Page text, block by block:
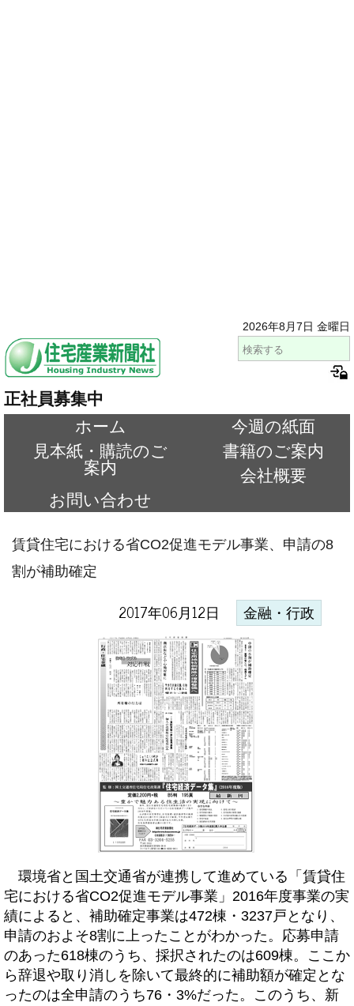
2026年8月7日 金曜日
正社員募集中
ホーム
今週の紙面
見本紙・購読のご
案内
書籍のご案内
会社概要
お問い合わせ
賃貸住宅における省CO2促進モデル事業、申請の8
割が補助確定
2017年06月12日 金融・行政
環境省と国土交通省が連携して進めている「賃貸住
宅における省CO2促進モデル事業」2016年度事業の実
績によると、補助確定事業は472棟・3237戸となり、
申請のおよそ8割に上ったことがわかった。応募申請
のあった618棟のうち、採択されたのは609棟。ここか
ら辞退や取り消しを除いて最終的に補助額が確定とな
ったのは全申請のうち76・3%だった。このうち、新